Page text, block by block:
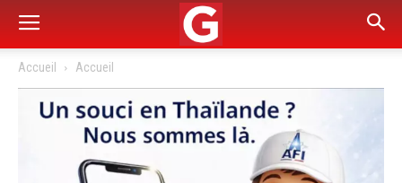
Accueil Accueil